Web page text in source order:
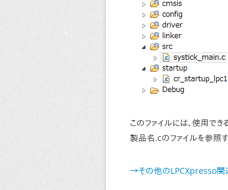
このファイルには、使用で
製品名.cのファイルを参照
→その他のLPCXpresso関